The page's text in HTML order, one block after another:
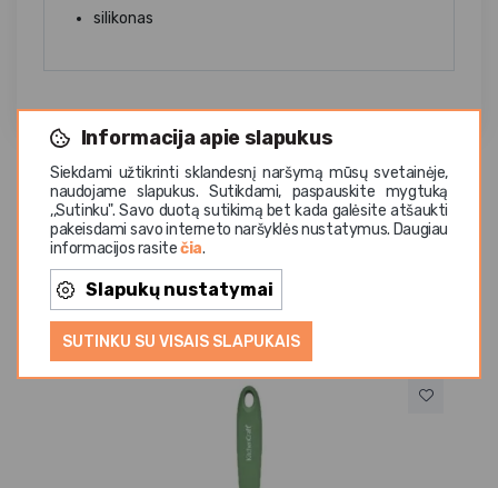
Informacija apie slapukus
Siekdami užtikrinti sklandesnį naršymą mūsų svetainėje,
naudojame slapukus. Sutikdami, paspauskite mygtuką
,,Sutinku". Savo duotą sutikimą bet kada galėsite atšaukti
pakeisdami savo interneto naršyklės nustatymus. Daugiau
informacijos rasitečia.
Slapukų nustatymai
SUTINKU SU VISAIS SLAPUKAIS
silikonas
Panašios prekės